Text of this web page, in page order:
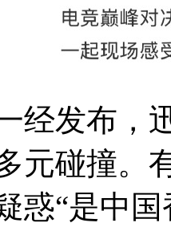
经发布，
元碰撞。
惑“是中